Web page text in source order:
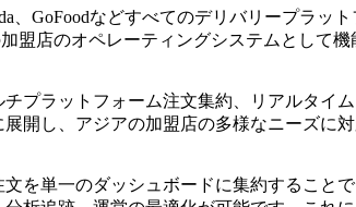
GoFoodなどすべてのデリバリープラッ
盟店のオペレーティングシステムとして機
プラットフォーム注文集約、リアルタイ
開し、アジアの加盟店の多様なニーズに対
を単一のダッシュボードに集約すること